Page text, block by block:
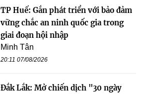
TP Huế: Gắn phát triển với bảo đảm
vững chắc an ninh quốc gia trong
giai đoạn hội nhập
Minh Tân
20:11 07/08/2026
Đắk Lắk: Mở chiến dịch "30 ngày